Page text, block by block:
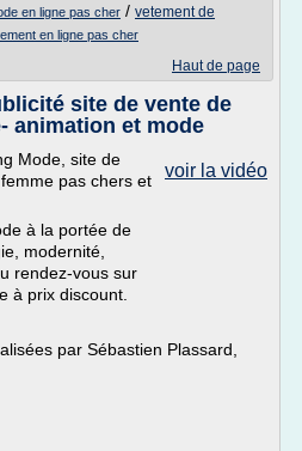
en ligne pas cher / vetement de
en ligne pas cher
Haut de page
site de vente de
animation et mode
voir la vidéo
Mode, site de
pas chers et
à la portée de
modernité,
rendez-vous sur
à prix discount.
par Sébastien Plassard,